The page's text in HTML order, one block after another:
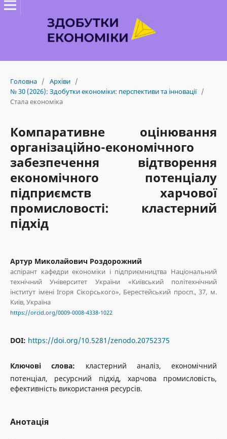
Головна / Архіви /
№ 30 (2026): Здобутки економіки: перспективи та інновації /
Стала економіка
Компаративне оцінювання
організаційно-економічного
забезпечення відтворення
економічного потенціалу
підприємств харчової
промисловості: кластерний
підхід
Артур Миколайович Роздорожний
аспірант кафедри економіки і підприємництва Національний
технічний Університет України «Київський політехнічний
інститут імені Ігоря Сікорського», Берестейський просп., 37, м.
Київ, Україна
https://orcid.org/0009-0008-4338-1022
DOI: https://doi.org/10.5281/zenodo.20752375
Ключові слова: кластерний аналіз, економічний
потенціал, ресурсний підхід, харчова промисловість,
ефективність використання ресурсів.
Анотація